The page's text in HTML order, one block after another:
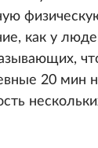
как у
20 мин